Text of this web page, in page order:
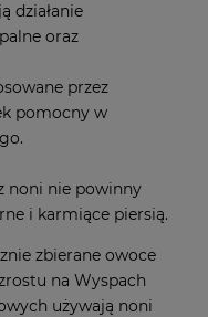
działanie
oraz
przez
pomocny w
noni nie powinny
i karmiące piersią.
zbierane owoce
na Wyspach
używają noni